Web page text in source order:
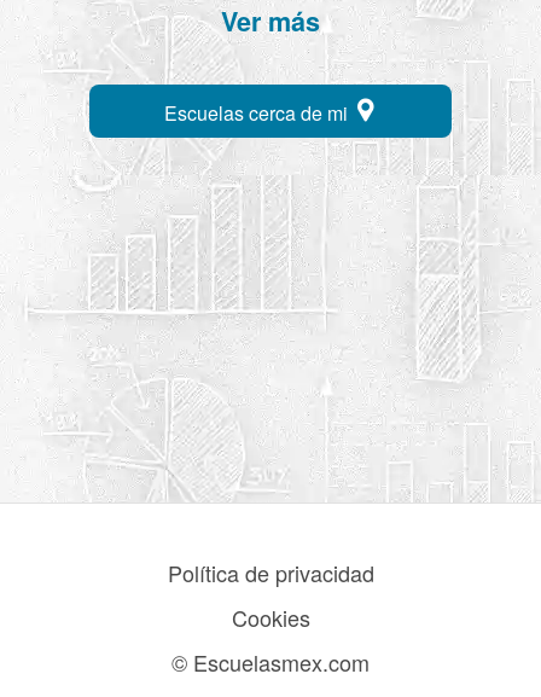
Ver más
Escuelas cerca de mi
Política de privacidad
Cookies
© Escuelasmex.com